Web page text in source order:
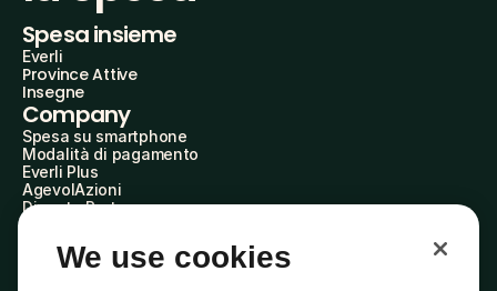
Spesa insieme
Everli
Province Attive
Insegne
Company
Spesa su smartphone
Modalità di pagamento
Everli Plus
AgevolAzioni
Diventa Partner
Everli Shoppers
About Us
We use cookies